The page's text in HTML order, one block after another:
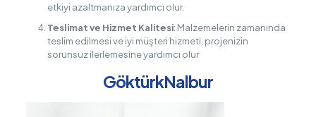
etkiyi azaltmanıza yardımcı olur.
Teslimat ve Hizmet Kalitesi: Malzemelerin zamanında
teslim edilmesi ve iyi müşteri hizmeti, projenizin
sorunsuz ilerlemesine yardımcı olur
GöktürkNalbur